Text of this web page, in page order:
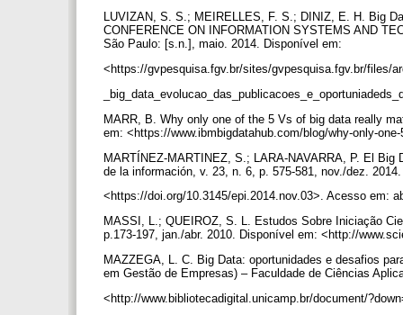
LUVIZAN, S. S.; MEIRELLES, F. S.; DINIZ, E. H. Big
CONFERENCE ON INFORMATION SYSTEMS AND
São Paulo: [s.n.], maio. 2014. Disponível em:
<https://gvpesquisa.fgv.br/sites/gvpesquisa.fgv.br/files/
MARR, B. Why only one of the 5 Vs of big data really
em: <https://www.ibmbigdatahub.com/blog/why-only-
MARTÍNEZ-MARTINEZ, S.; LARA-NAVARRA, P. El
de la información, v. 23, n. 6, p. 575-581, nov./dez.
<https://doi.org/10.3145/epi.2014.nov.03>. Acesso em:
MASSI, L.; QUEIROZ, S. L. Estudos Sobre Iniciação
p.173-197, jan./abr. 2010. Disponível em: <http://
MAZZEGA, L. C. Big Data: oportunidades e desafios
em Gestão de Empresas) – Faculdade de Ciências
<http://www.bibliotecadigital.unicamp.br/document/